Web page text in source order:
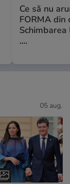
Ce să nu
FORMA din
Schimbarea
....
05 aug.